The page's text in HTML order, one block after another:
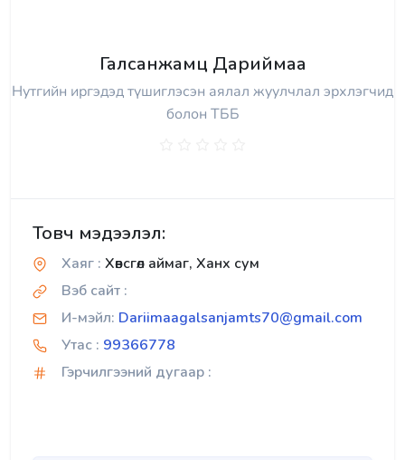
Галсанжамц Дариймаа
Нутгийн иргэдэд түшиглэсэн аялал жуулчлал эрхлэгчид
болон ТББ
Товч мэдээлэл:
Хаяг : Хөвсгөл аймаг, Ханх сум
Вэб сайт :
И-мэйл: Dariimaagalsanjamts70@gmail.com
Утас : 99366778
Гэрчилгээний дугаар :